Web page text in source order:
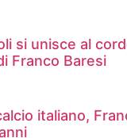
si unisce al
Franco Baresi
italiano,